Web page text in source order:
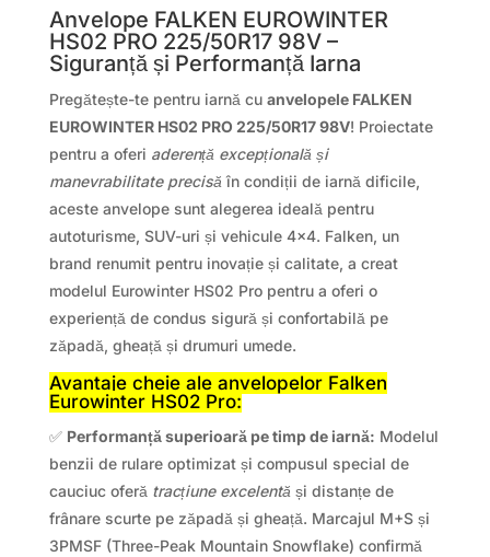
Anvelope FALKEN EUROWINTER
HS02 PRO 225/50R17 98V –
Siguranță și Performanță Iarna
Pregătește-te pentru iarnă cu anvelopele FALKEN
EUROWINTER HS02 PRO 225/50R17 98V! Proiectate
pentru a oferi aderență excepțională și
manevrabilitate precisă în condiții de iarnă dificile,
aceste anvelope sunt alegerea ideală pentru
autoturisme, SUV-uri și vehicule 4×4. Falken, un
brand renumit pentru inovație și calitate, a creat
modelul Eurowinter HS02 Pro pentru a oferi o
experiență de condus sigură și confortabilă pe
zăpadă, gheață și drumuri umede.
Avantaje cheie ale anvelopelor Falken
Eurowinter HS02 Pro:
✅ Performanță superioară pe timp de iarnă: Modelul
benzii de rulare optimizat și compusul special de
cauciuc oferă tracțiune excelentă și distanțe de
frânare scurte pe zăpadă și gheață. Marcajul M+S și
3PMSF (Three-Peak Mountain Snowflake) confirmă